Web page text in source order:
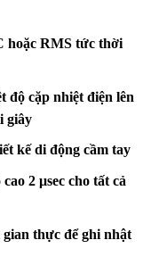
hoặc RMS tức thời
độ cặp nhiệt điện lên
giây
kế di động cầm tay
2 μsec cho tất cả
thực để ghi nhật